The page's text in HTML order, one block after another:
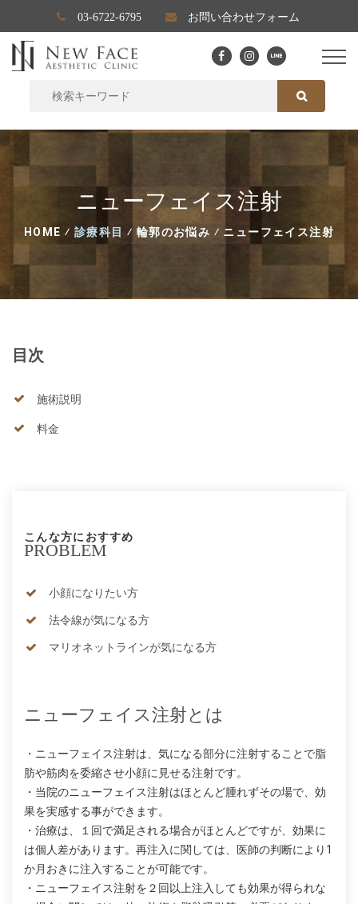
03-6722-6795 お問い合わせフォーム
SEARCH
ニューフェイス注射
HOME ⁄ 診療科目 ⁄ 輪郭のお悩み ⁄ ニューフェイス注射
目次
施術説明
料金
こんな方におすすめ
PROBLEM
小顔になりたい方
法令線が気になる方
マリオネットラインが気になる方
ニューフェイス注射とは
・ニューフェイス注射は、気になる部分に注射することで脂
肪や筋肉を委縮させ小顔に見せる注射です。
・当院のニューフェイス注射はほとんど腫れずその場で、効
果を実感する事ができます。
・治療は、１回で満足される場合がほとんどですが、効果に
は個人差があります。再注入に関しては、医師の判断により1
か月おきに注入することが可能です。
・ニューフェイス注射を２回以上注入しても効果が得られな